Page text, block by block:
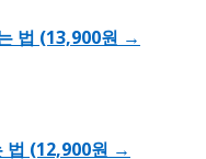
법 (13,900원 →
법 (12,900원 →